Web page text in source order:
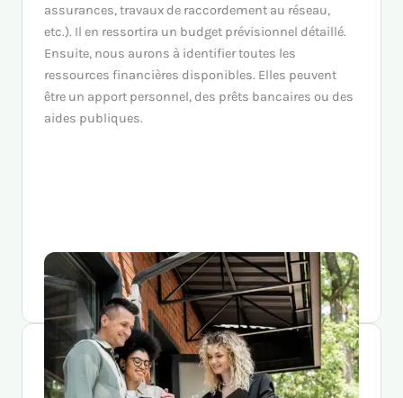
assurances, travaux de raccordement au réseau,
etc.). Il en ressortira un budget prévisionnel détaillé.
Ensuite, nous aurons à identifier toutes les
ressources financières disponibles. Elles peuvent
être un apport personnel, des prêts bancaires ou des
aides publiques.